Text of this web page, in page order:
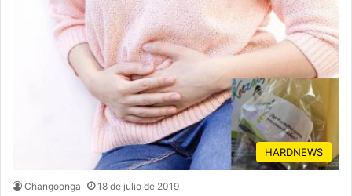
HARDNEWS
Changoonga 18 de julio de 2019